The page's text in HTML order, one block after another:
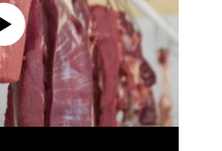
currently available